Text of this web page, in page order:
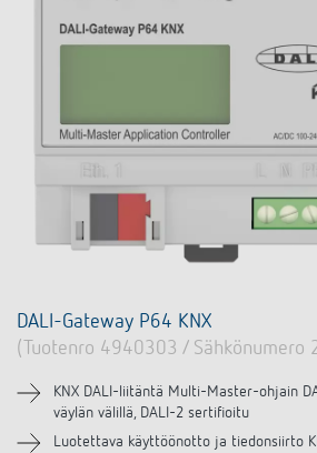
DALI-Gateway P64 KNX
(Tuotenro 4940303 / Sähkönumero
KNX DALI-liitäntä Multi-Master-ohjain
väylän välillä, DALI-2 sertifioitu
Luotettava käyttöönotto ja tiedonsiirto